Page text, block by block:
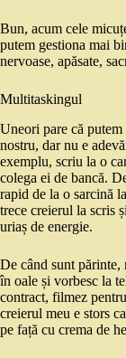
Bun, acum cele
putem gestiona mai
nervoase, apăsate,
Multitaskingul
Uneori pare că
nostru, dar nu e
exemplu, scriu la o
colega ei de bancă.
rapid de la o sarcină
trece creierul la scris
uriaș de energie.
De când sunt
în oale și vorbesc la
contract, filmez
creierul meu e stors
pe față cu crema de